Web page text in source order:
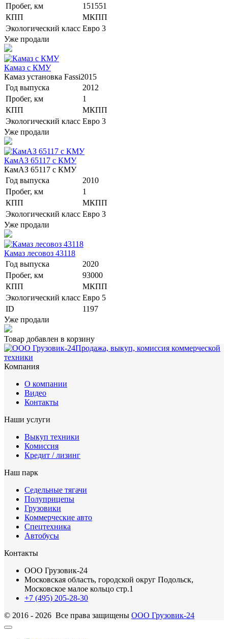
Пробег, км
151551
КПП
МКПП
Экологический класс Евро 3
Уже продали
Камаз с КМУ
Камаз установка Fassi2015
Год выпуска
2012
Пробег, км
1
КПП
МКПП
Экологический класс Евро 3
Уже продали
КамАЗ 65117 с КМУ
КамАЗ 65117 с КМУ
Год выпуска
2010
Пробег, км
1
КПП
МКПП
Экологический класс Евро 3
Уже продали
Камаз лесовоз 43118
Год выпуска
2020
Пробег, км
93000
КПП
МКПП
Экологический класс Евро 5
ID
1197
Уже продали
Товар добавлен в корзину
Продажа, выкуп, комиссия коммерческой
техники
Компания
О компании
Видео
Контакты
Наши услуги
Выкуп техники
Комиссия
Кредит / лизинг
Наш парк
Седельные тягачи
Полуприцепы
Грузовики
Коммерческие авто
Спецтехника
Автобусы
Контакты
ООО Грузовик-24
Московская область, городской округ Подольск,
Московское малое кольцо стр.1
+7 (495) 205-28-30
© 2016 - 2026 Все права защищены ООО Грузовик-24